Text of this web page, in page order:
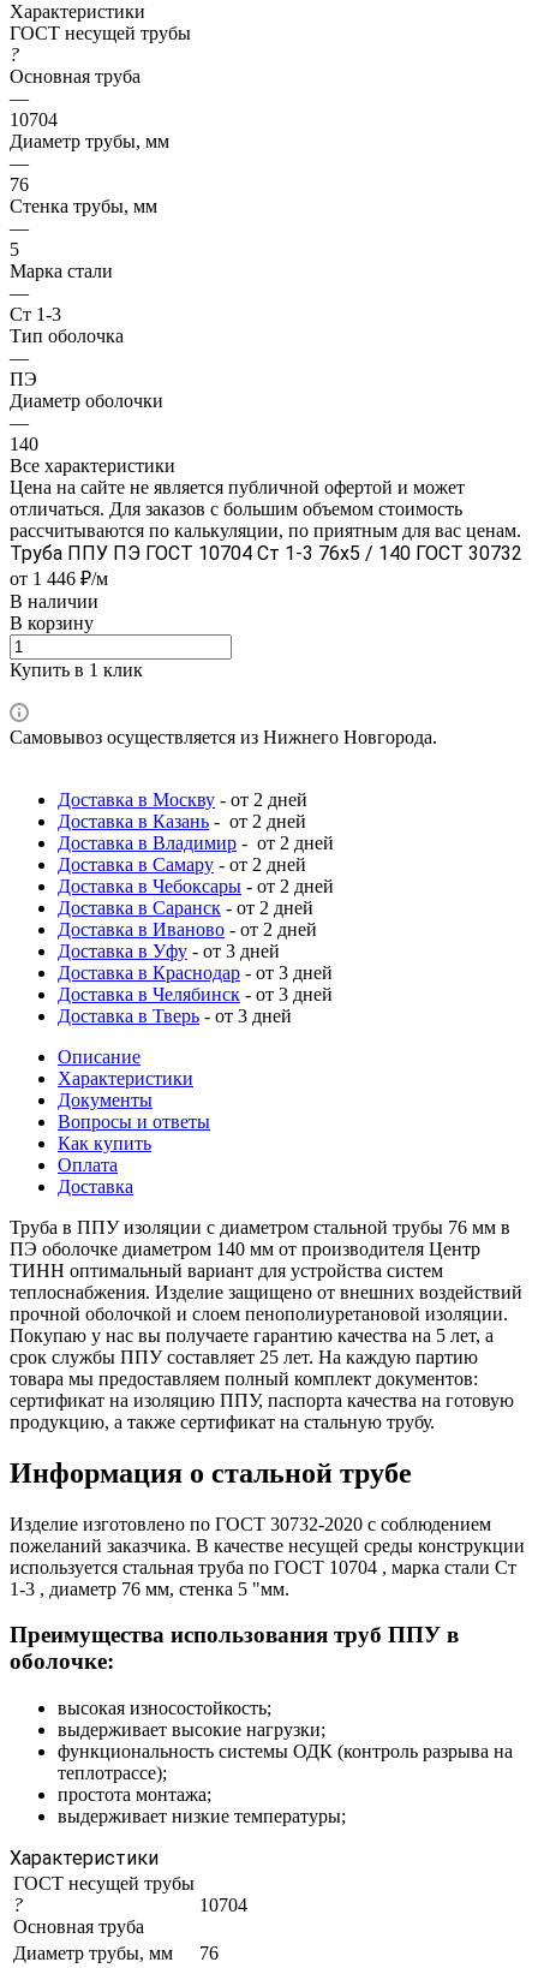
Характеристики
ГОСТ несущей трубы
?
Основная труба
—
10704
Диаметр трубы, мм
—
76
Стенка трубы, мм
—
5
Марка стали
—
Ст 1-3
Тип оболочка
—
ПЭ
Диаметр оболочки
—
140
Все характеристики
Цена на сайте не является публичной офертой и может
отличаться. Для заказов с большим объемом стоимость
рассчитываются по калькуляции, по приятным для вас ценам.
Труба ППУ ПЭ ГОСТ 10704 Ст 1-3 76x5 / 140 ГОСТ 30732
от 1 446 ₽/м
В наличии
В корзину
Купить в 1 клик
Самовывоз осуществляется из Нижнего Новгорода.
Доставка в Москву - от 2 дней
Доставка в Казань - от 2 дней
Доставка в Владимир - от 2 дней
Доставка в Самару - от 2 дней
Доставка в Чебоксары - от 2 дней
Доставка в Саранск - от 2 дней
Доставка в Иваново - от 2 дней
Доставка в Уфу - от 3 дней
Доставка в Краснодар - от 3 дней
Доставка в Челябинск - от 3 дней
Доставка в Тверь - от 3 дней
Описание
Характеристики
Документы
Вопросы и ответы
Как купить
Оплата
Доставка
Труба в ППУ изоляции с диаметром стальной трубы 76 мм в
ПЭ оболочке диаметром 140 мм от производителя Центр
ТИНН оптимальный вариант для устройства систем
теплоснабжения. Изделие защищено от внешних воздействий
прочной оболочкой и слоем пенополиуретановой изоляции.
Покупаю у нас вы получаете гарантию качества на 5 лет, а
срок службы ППУ составляет 25 лет. На каждую партию
товара мы предоставляем полный комплект документов:
сертификат на изоляцию ППУ, паспорта качества на готовую
продукцию, а также сертификат на стальную трубу.
Информация о стальной трубе
Изделие изготовлено по ГОСТ 30732-2020 с соблюдением
пожеланий заказчика. В качестве несущей среды конструкции
используется стальная труба по ГОСТ 10704 , марка стали Ст
1-3 , диаметр 76 мм, стенка 5 "мм.
Преимущества использования труб ППУ в
оболочке:
высокая износостойкость;
выдерживает высокие нагрузки;
функциональность системы ОДК (контроль разрыва на
теплотрассе);
простота монтажа;
выдерживает низкие температуры;
Характеристики
ГОСТ несущей трубы
?
Основная труба
10704
Диаметр трубы, мм
76